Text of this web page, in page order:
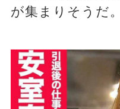
が集まりそうだ。